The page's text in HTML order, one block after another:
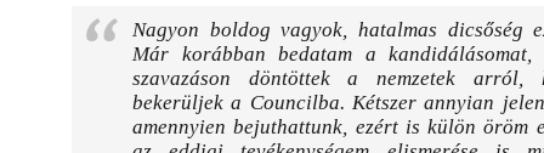
Nagyon boldog vagyok, hatalmas dicsőség
Már korábban bedatam a
szavazáson döntöttek a nemzetek
bekerüljek a Councilba. Kétszer annyian
amennyien bejuthattunk, ezért is külön öröm